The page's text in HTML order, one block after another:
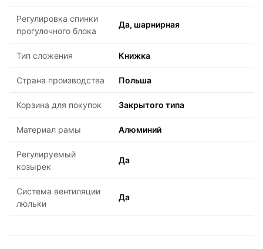
Регулировка спинки
прогулочного блока
Да, шарнирная
Тип сложения Книжка
Страна производства Польша
Корзина для покупок Закрытого типа
Материал рамы Алюминий
Регулируемый
козырек
Да
Система вентиляции
люльки
Да